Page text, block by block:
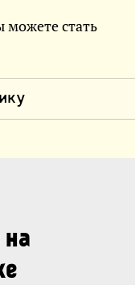
можете стать
на